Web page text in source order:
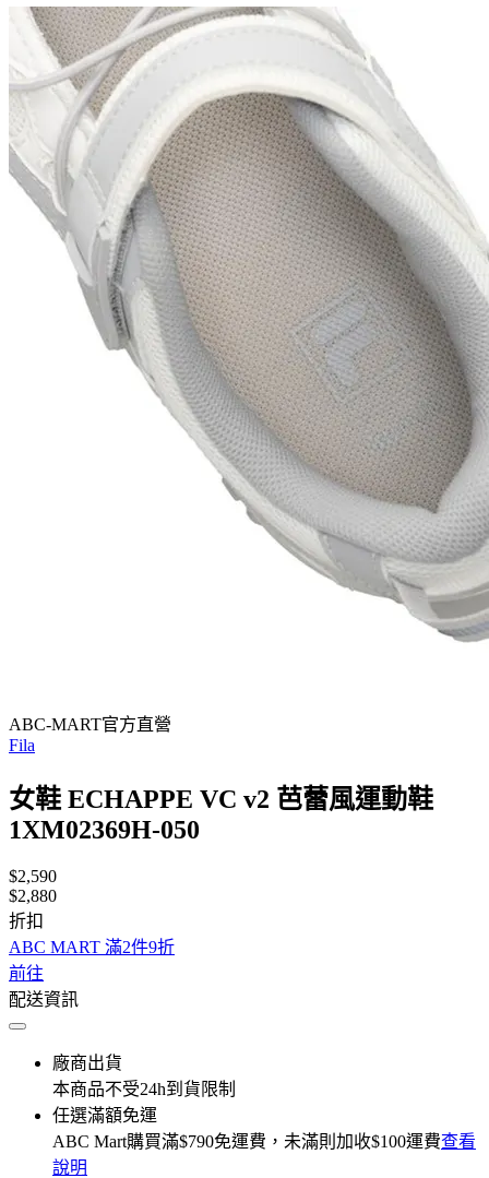
ABC-MART官方直營
Fila
女鞋 ECHAPPE VC v2 芭蕾風運動鞋
1XM02369H-050
$2,590
$2,880
折扣
ABC MART 滿2件9折
前往
配送資訊
廠商出貨
本商品不受24h到貨限制
任選滿額免運
ABC Mart購買滿$790免運費，未滿則加收$100運費查看
說明